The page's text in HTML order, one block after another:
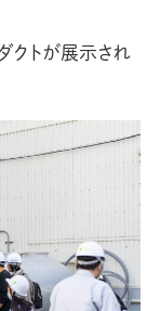
クトが展示され